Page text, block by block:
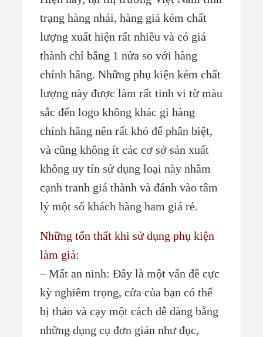
trạng hàng nhái, hàng giả kém chất
lượng xuất hiện rất nhiều và có giá
thành chỉ bằng 1 nửa so với hàng
chính hãng. Những phụ kiện kém chất
lượng này được làm rất tinh vi từ màu
sắc đến logo không khác gì hàng
chính hãng nên rất khó để phân biệt,
và cũng không ít các cơ sở sản xuất
không uy tín sử dụng loại này nhằm
cạnh tranh giá thành và đánh vào tâm
lý một số khách hàng ham giá rẻ.
Những tổn thất khi sử dụng phụ kiện
làm giả:
– Mất an ninh: Đây là một vấn đề cực
kỳ nghiêm trọng, cửa của bạn có thể
bị tháo và cạy một cách dễ dàng bằng
những dụng cụ đơn giản như đục,